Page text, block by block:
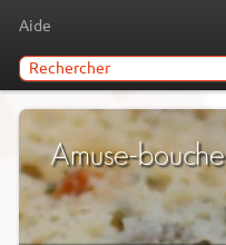
Aide
Amuse-bouche